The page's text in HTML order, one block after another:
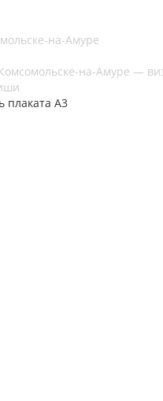
на-Амуре
на-Амуре —
плаката А3